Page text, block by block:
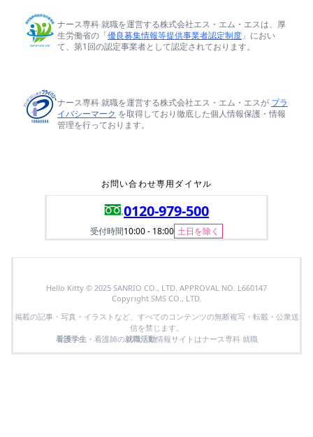
ナース専科 就職を運営する株式会社エス・エム・エスは、厚
生労働省の「優良募集情報等提供事業者認定制度 」におい
て、第1回の認定事業者として認定されております。
ナース専科 就職を運営する株式会社エス・エム・エスが プラ
イバシーマーク を取得しており徹底した個人情報保護・情報
管理を行っております。
お問い合わせ専用ダイヤル
0120-979-500
受付時間10:00 - 18:00 土日を除く
Hello Kitty © 2025 SANRIO CO., LTD. APPROVAL NO. L660147
Copyright SMS CO., LTD.
掲載の記事・写真・イラストなど、すべてのコンテンツの無断複写・転載・公衆送
信を禁じます。
看護学生・看護師の就職活動情報サイトはナース専科 就職